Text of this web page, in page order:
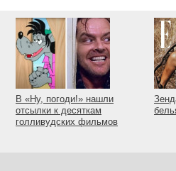
В «Ну, погоди!» нашли
отсылки к десяткам
голливудских фильмов